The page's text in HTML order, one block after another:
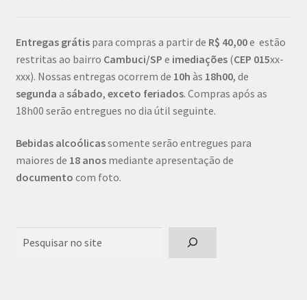
Entregas grátis para compras a partir de R$ 40,00e estão
restritas ao bairro Cambuci/SP e imediações(CEP 015xx-
xxx). Nossas entregas ocorrem de 10h às 18h00, de
segunda a sábado, exceto feriados. Compras após as
18h00 serão entregues no dia útil seguinte.
Bebidas alcoólicassomente serão entregues para
maiores de 18 anosmediante apresentação de
documento com foto.